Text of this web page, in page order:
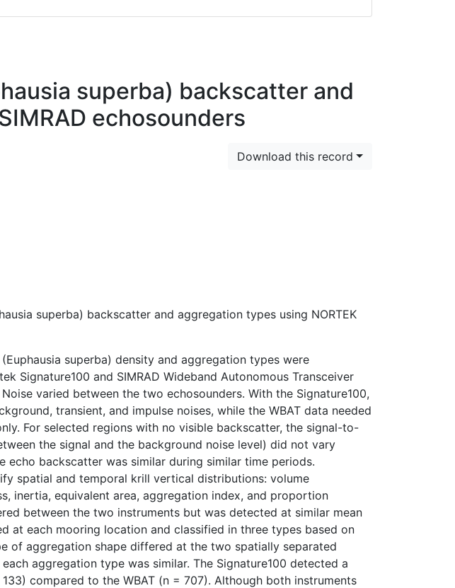
superba) backscatter and
echosounders
Download this record
superba) backscatter and aggregation types using NORTEK
superba) density and aggregation types were
Signature100 and SIMRAD Wideband Autonomous Transceiver
varied between the two echosounders. With the Signature100,
transient, and impulse noises, while the WBAT data needed
For selected regions with no visible backscatter, the signal-to-
the signal and the background noise level) did not vary
echo backscatter was similar during similar time periods.
spatial and temporal krill vertical distributions: volume
inertia, equivalent area, aggregation index, and proportion
between the two instruments but was detected at similar mean
at each mooring location and classified in three types based on
of aggregation shape differed at the two spatially separated
aggregation type was similar. The Signature100 detected a
compared to the WBAT (n = 707). Although both instruments